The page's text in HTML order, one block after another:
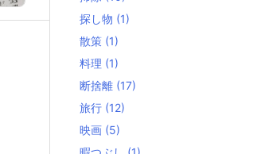
探し物 (1)
散策 (1)
料理 (1)
断捨離 (17)
旅行 (12)
映画 (5)